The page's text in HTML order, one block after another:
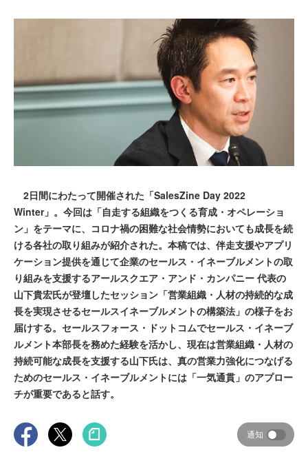
2日間にわたって開催された「SalesZine Day 2022
Winter」。今回は「自走する組織をつくる育成・オペレーショ
ン」をテーマに、コロナ禍の困難な社会情勢においても成長を続
ける各社の取り組みが紹介された。本稿では、伴走支援やアプリ
ケーション提供を通じて企業のセールス・イネーブルメントの取
り組みを支援するアールスクエア・アンド・カンパニー 代表の
山下貴宏氏が登壇したセッション「営業組織・人材の持続的な成
長を実現させるセールスイネーブルメントの構築法」の様子をお
届けする。セールスフォース・ドットコムでセールス・イネーブ
ルメント本部長を務めた経験を活かし、現在は営業組織・人材の
持続可能な成長を支援する山下氏は、真の営業力強化につなげる
ためのセールス・イネーブルメントには「一気通貫」のアプロー
チが重要であると話す。
通知